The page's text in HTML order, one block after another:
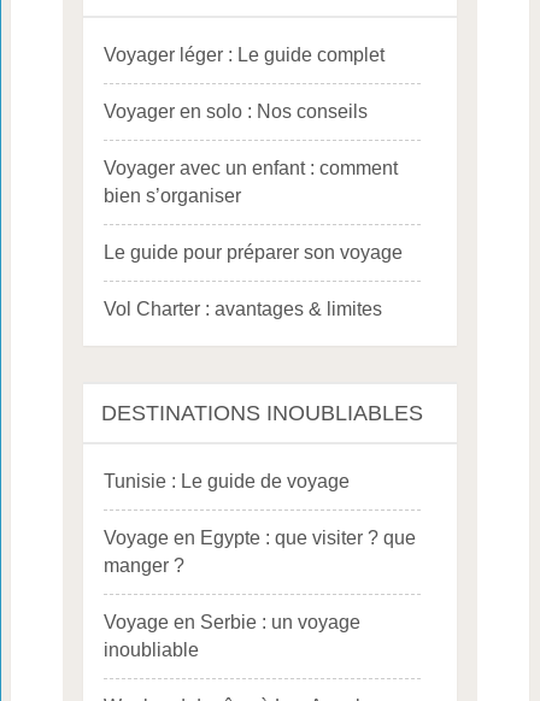
Voyager léger : Le guide complet
Voyager en solo : Nos conseils
Voyager avec un enfant : comment
bien s’organiser
Le guide pour préparer son voyage
Vol Charter : avantages & limites
DESTINATIONS INOUBLIABLES
Tunisie : Le guide de voyage
Voyage en Egypte : que visiter ? que
manger ?
Voyage en Serbie : un voyage
inoubliable